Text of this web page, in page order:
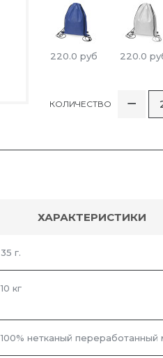
220.0 руб 220.0
КОЛИЧЕСТВО
ХАРАКТЕРИСТИКИ
35 г.
10 кг
100% нетканый переработанный